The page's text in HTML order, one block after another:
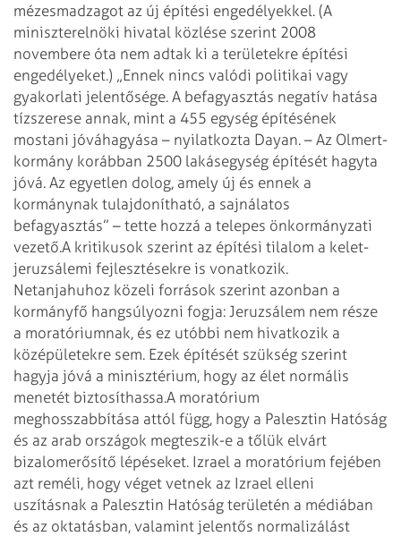
mézesmadzagot az új építési engedélyekkel. (A
miniszterelnöki hivatal közlése szerint 2008
novembere óta nem adtak ki a területekre építési
enge­délyeket.) „Ennek nincs valódi politikai vagy
gyakorlati je­len­­tősége. A befagyasztás negatív hatása
tízszerese annak, mint a 455 egység építésének
mostani jóváhagyása – nyilatkozta Dayan. – Az Olmert-
kormány korábban 2500 lakásegység építését hagyta
jóvá. Az egyetlen dolog, amely új és ennek a
kormánynak tulajdonítható, a sajnálatos
befagyasztás” – tette hozzá a telepes önkormányzati
vezető.A kritikusok szerint az építési tilalom a kelet-
jeruzsálemi fejlesztésekre is vonatkozik.
Netanjahuhoz közeli források szerint azonban a
kormányfő hangsúlyozni fogja: Jeruzsálem nem része
a moratóriumnak, és ez utóbbi nem hivatkozik a
középületekre sem. Ezek építését szükség szerint
hagyja jóvá a minisztérium, hogy az élet normális
menetét biztosíthassa.A moratórium
meghosszabbítása attól függ, hogy a Palesztin Hatóság
és az arab országok megteszik-e a tőlük elvárt
bizalomerősítő lépése­ket. Izrael a moratórium fejében
azt reméli, hogy véget vetnek az Izrael elleni
uszításnak a Palesztin Hatóság területén a médiában
és az oktatásban, valamint jelentős normalizálást